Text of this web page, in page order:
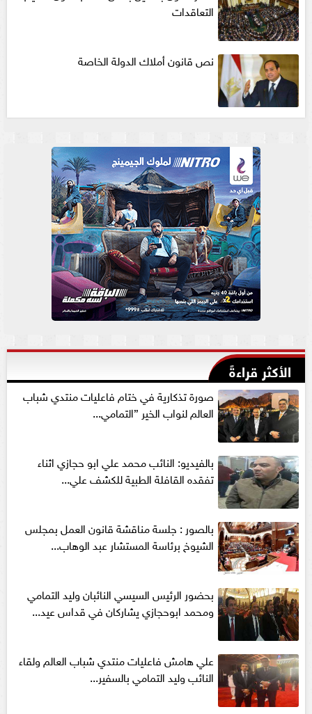
التعاقدات
نص قانون أملاك الدولة الخاصة
الأكثر قراءةً
صورة تذكارية في ختام فاعليات منتدي شباب
العالم لنواب الخير ”التمامي...
بالفيديو: النائب محمد علي ابو حجازي اثناء
تفقده القافلة الطبية للكشف علي...
بالصور : جلسة مناقشة قانون العمل بمجلس
الشيوخ برئاسة المستشار عبد الوهاب...
بحضور الرئيس السيسي النائبان وليد التمامي
ومحمد ابوحجازي يشاركان في قداس عيد...
علي هامش فاعليات منتدي شباب العالم ولقاء
النائب وليد التمامي بالسفير...